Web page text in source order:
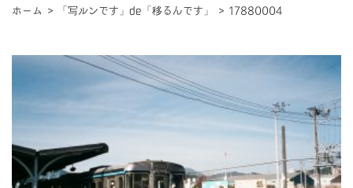
ホーム > 「写ルンです」de「移るんです」 > 17880004